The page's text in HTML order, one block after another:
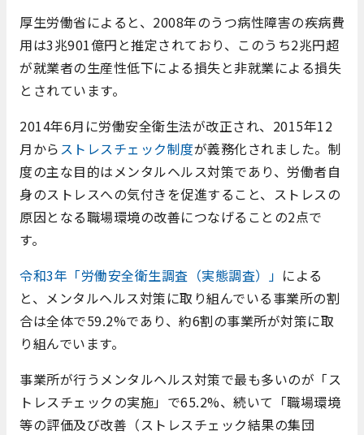
厚生労働省によると、2008年のうつ病性障害の疾病費
用は3兆901億円と推定されており、このうち2兆円超
が就業者の生産性低下による損失と非就業による損失
とされています。
2014年6月に労働安全衛生法が改正され、2015年12
月から ストレスチェック制度が義務化されました。制
度の主な目的はメンタルヘルス対策であり、労働者自
身のストレスへの気付きを促進すること、ストレスの
原因となる職場環境の改善につなげることの2点で
す。
令和3年「労働安全衛生調査（実態調査）」 による
と、メンタルヘルス対策に取り組んでいる事業所の割
合は全体で59.2%であり、約6割の事業所が対策に取
り組んでいます。
事業所が行うメンタルヘルス対策で最も多いのが「ス
トレスチェックの実施」で65.2%、続いて「職場環境
等の評価及び改善（ストレスチェック結果の集団